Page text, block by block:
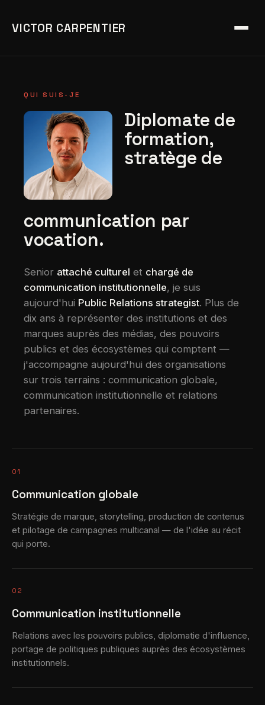
VICTOR CARPENTIER
QUI SUIS-JE
Diplomate de
formation,
stratège de
communication par
vocation.
Senior attaché culturel et chargé de
communication institutionnelle, je suis
aujourd'hui Public Relations strategist. Plus de
dix ans à représenter des institutions et des
marques auprès des médias, des pouvoirs
publics et des écosystèmes qui comptent —
j'accompagne aujourd'hui des organisations
sur trois terrains : communication globale,
communication institutionnelle et relations
partenaires.
01
Communication globale
Stratégie de marque, storytelling, production de contenus
et pilotage de campagnes multicanal — de l'idée au récit
qui porte.
02
Communication institutionnelle
Relations avec les pouvoirs publics, diplomatie d'influence,
portage de politiques publiques auprès des écosystèmes
institutionnels.